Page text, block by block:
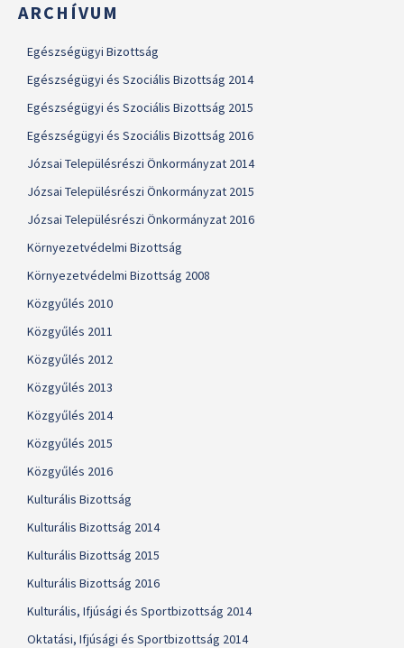
ARCHÍVUM
Egészségügyi Bizottság
Egészségügyi és Szociális Bizottság 2014
Egészségügyi és Szociális Bizottság 2015
Egészségügyi és Szociális Bizottság 2016
Józsai Településrészi Önkormányzat 2014
Józsai Településrészi Önkormányzat 2015
Józsai Településrészi Önkormányzat 2016
Környezetvédelmi Bizottság
Környezetvédelmi Bizottság 2008
Közgyűlés 2010
Közgyűlés 2011
Közgyűlés 2012
Közgyűlés 2013
Közgyűlés 2014
Közgyűlés 2015
Közgyűlés 2016
Kulturális Bizottság
Kulturális Bizottság 2014
Kulturális Bizottság 2015
Kulturális Bizottság 2016
Kulturális, Ifjúsági és Sportbizottság 2014
Oktatási, Ifjúsági és Sportbizottság 2014